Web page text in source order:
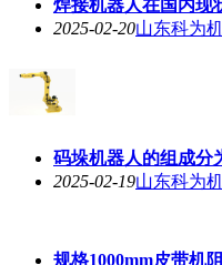
焊接机器人在国内现
2025-02-20山东科为
码垛机器人的组成分
2025-02-19山东科为